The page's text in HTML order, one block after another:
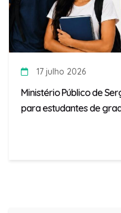
17 julho 2026
Ministério Público de
para estudantes de